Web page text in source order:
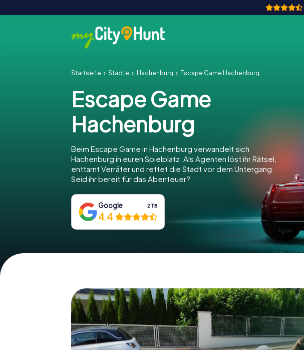
Startseite Städte Hachenburg Escape Game Hachenburg
Escape Game
Hachenburg
Beim Escape Game in Hachenburg verwandelt sich
Hachenburg in euren Spielplatz. Als Agenten löst ihr Rätsel,
enttarnt Verräter und rettet die Stadt vor dem Untergang.
Seid ihr bereit für das Abenteuer?
Google 2‘118
4.4